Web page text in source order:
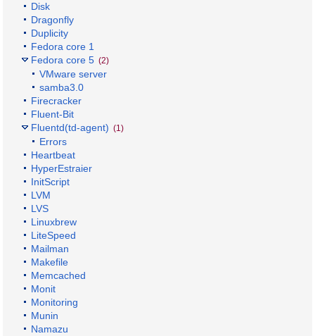
Disk
Dragonfly
Duplicity
Fedora core 1
Fedora core 5 (2)
VMware server
samba3.0
Firecracker
Fluent-Bit
Fluentd(td-agent) (1)
Errors
Heartbeat
HyperEstraier
InitScript
LVM
LVS
Linuxbrew
LiteSpeed
Mailman
Makefile
Memcached
Monit
Monitoring
Munin
Namazu